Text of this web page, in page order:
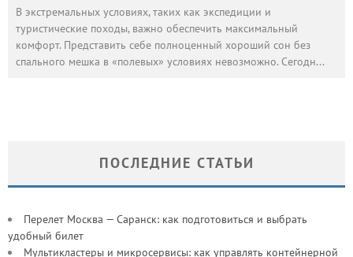
В экстремальных условиях, таких как экспедиции и
туристические походы, важно обеспечить максимальный
комфорт. Представить себе полноценный хороший сон без
спального мешка в «полевых» условиях невозможно. Сегодн...
ПОСЛЕДНИЕ СТАТЬИ
Перелет Москва — Саранск: как подготовиться и выбрать
удобный билет
Мультикластеры и микросервисы: как управлять контейнерной